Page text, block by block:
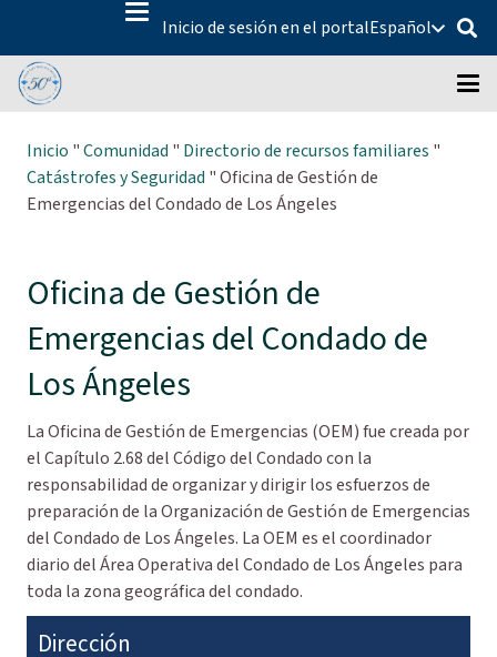
Inicio de sesión en el portalEspañol
Inicio "Comunidad " Directorio de recursos familiares "
Catástrofes y Seguridad "Oficina de Gestión de
Emergencias del Condado de Los Ángeles
Oficina de Gestión de
Emergencias del Condado de
Los Ángeles
La Oficina de Gestión de Emergencias (OEM) fue creada por
el Capítulo 2.68 del Código del Condado con la
responsabilidad de organizar y dirigir los esfuerzos de
preparación de la Organización de Gestión de Emergencias
del Condado de Los Ángeles. La OEM es el coordinador
diario del Área Operativa del Condado de Los Ángeles para
toda la zona geográfica del condado.
Dirección